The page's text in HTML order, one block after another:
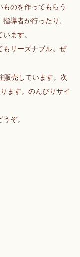
のを作ってもらう
導者が行ったり、
ます。
もリーズナブル。ぜ
販売しています。次
ます。のんびりサイ
ぞ。